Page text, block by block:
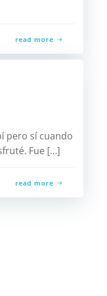
read more
pero sí cuando
Fue […]
read more